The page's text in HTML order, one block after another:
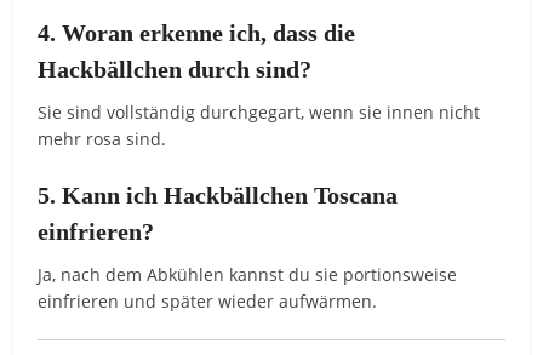
4. Woran erkenne ich, dass die
Hackbällchen durch sind?
Sie sind vollständig durchgegart, wenn sie innen nicht
mehr rosa sind.
5. Kann ich Hackbällchen Toscana
einfrieren?
Ja, nach dem Abkühlen kannst du sie portionsweise
einfrieren und später wieder aufwärmen.